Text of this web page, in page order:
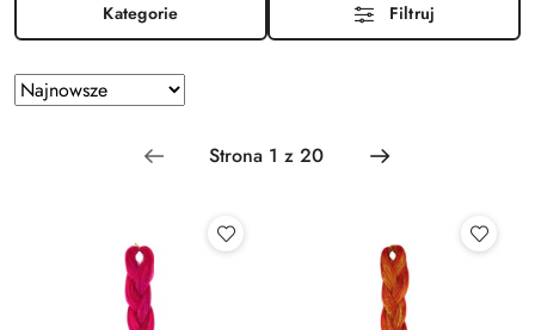
Kategorie Filtruj
Zastosowano
sortowanie:
Sortuj
według